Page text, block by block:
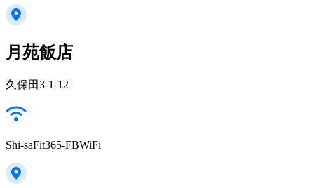
月苑飯店
久保田3-1-12
Shi-saFit365-FBWiFi